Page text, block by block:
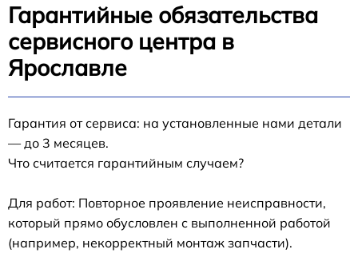
Гарантийные обязательства
сервисного центра в
Ярославле
Гарантия от сервиса: на установленные нами детали
— до 3 месяцев.
Что считается гарантийным случаем?
Для работ: Повторное проявление неисправности,
который прямо обусловлен с выполненной работой
(например, некорректный монтаж запчасти).